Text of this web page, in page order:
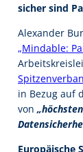
sicher sind
Alexander
„Mindable:
in Bezug auf
von
Europäische